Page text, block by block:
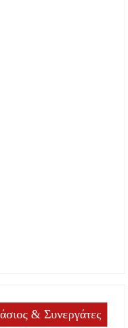
& Συνεργάτες